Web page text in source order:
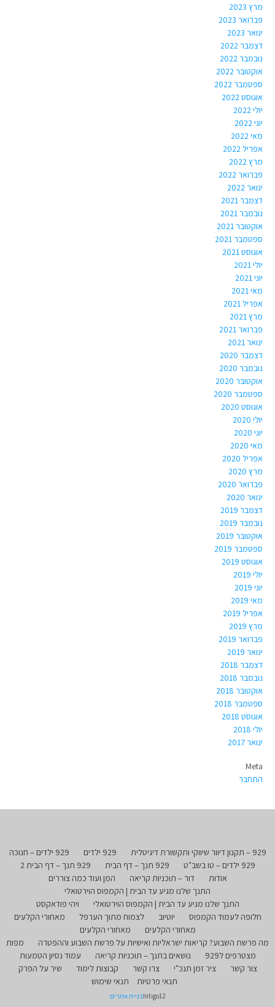
מרץ 2023
פברואר 2023
ינואר 2023
דצמבר 2022
נובמבר 2022
אוקטובר 2022
ספטמבר 2022
אוגוסט 2022
יולי 2022
יוני 2022
מאי 2022
אפריל 2022
מרץ 2022
פברואר 2022
ינואר 2022
דצמבר 2021
נובמבר 2021
אוקטובר 2021
ספטמבר 2021
אוגוסט 2021
יולי 2021
יוני 2021
מאי 2021
אפריל 2021
מרץ 2021
פברואר 2021
ינואר 2021
דצמבר 2020
נובמבר 2020
אוקטובר 2020
ספטמבר 2020
אוגוסט 2020
יולי 2020
יוני 2020
מאי 2020
אפריל 2020
מרץ 2020
פברואר 2020
ינואר 2020
דצמבר 2019
נובמבר 2019
אוקטובר 2019
ספטמבר 2019
אוגוסט 2019
יולי 2019
יוני 2019
מאי 2019
אפריל 2019
מרץ 2019
פברואר 2019
ינואר 2019
דצמבר 2018
נובמבר 2018
אוקטובר 2018
ספטמבר 2018
אוגוסט 2018
יולי 2018
ינואר 2017
Meta
התחבר
929 – תקנון דיוור שיווקי ותקשורת דיגיטלית 929 ילדים
929 ילדים – חנוכה
929 ילדים – טו בשב"ט
929 תנך – דף הבית
929 תנך – דף הבית 2
אודות
דור – תוכניות קריאה
המן ועוד כמה צוררים
התנך שלנו מגיע עד הבית | הקמפוס הוירטואלי
התנך שלנו מגיע עד הבית | הקמפוס הוירטואלי
ויהי פודאקסט
חלופה לעמוד הקמפוס
יוטיוב לצמוח מתוך הערפל
מאחורי הקלעים
מאחורי הקלעים
מאחורי הקלעים
מה פרשת השבוע? קריאות ישראליות ואישיות על פרשת השבוע וההפטרה
מפות
מצטרפים ל929
נושאים בתנך – תוכניות קריאה
עמוד נסיון הטמעות
צור קשר
ציר זמן תנכ"י צרו קשר קבוצות לימוד
שיר על הפרק
תנאי פרטיות
תנאי שימוש
Intigo12בניית אתרים